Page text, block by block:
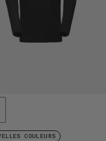
COULEURS